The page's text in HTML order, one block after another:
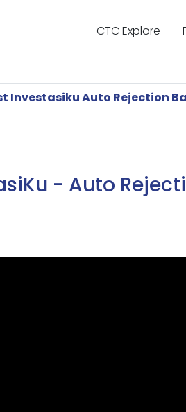
CTC Explore
Investasiku Auto Rejection
- Auto